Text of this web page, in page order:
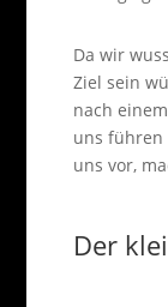
Da wir
Ziel sein
nach
uns führen
uns vor,
Der